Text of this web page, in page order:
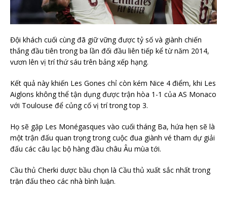
Đội khách cuối cùng đã giữ vững được tỷ số và giành chiến
thắng đầu tiên trong ba lần đối đầu liên tiếp kể từ năm 2014,
vươn lên vị trí thứ sáu trên bảng xếp hạng.
Kết quả này khiến Les Gones chỉ còn kém Nice 4 điểm, khi Les
Aiglons không thể tận dụng được trận hòa 1-1 của AS Monaco
với Toulouse để củng cố vị trí trong top 3.
Họ sẽ gặp Les Monégasques vào cuối tháng Ba, hứa hẹn sẽ là
một trận đấu quan trọng trong cuộc đua giành vé tham dự giải
đấu các câu lạc bộ hàng đầu châu Âu mùa tới.
Cầu thủ Cherki dược bầu chọn là Cầu thủ xuất sắc nhất trong
trận đấu theo các nhà bình luận.